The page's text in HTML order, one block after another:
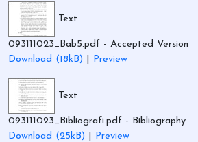
Text
093111023_Bab5.pdf - Accepted Version
Download (18kB)
Preview
Text
093111023_Bibliografi.pdf - Bibliography
Download (25kB)
Preview